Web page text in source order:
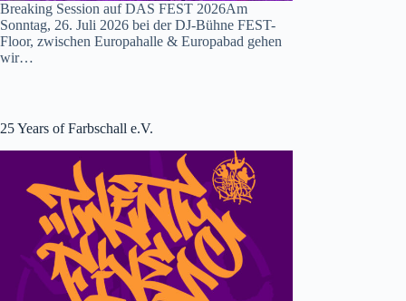
Breaking Session auf DAS FEST 2026Am
Sonntag, 26. Juli 2026 bei der DJ-Bühne FEST-
Floor, zwischen Europahalle & Europabad gehen
wir…
25 Years of Farbschall e.V.